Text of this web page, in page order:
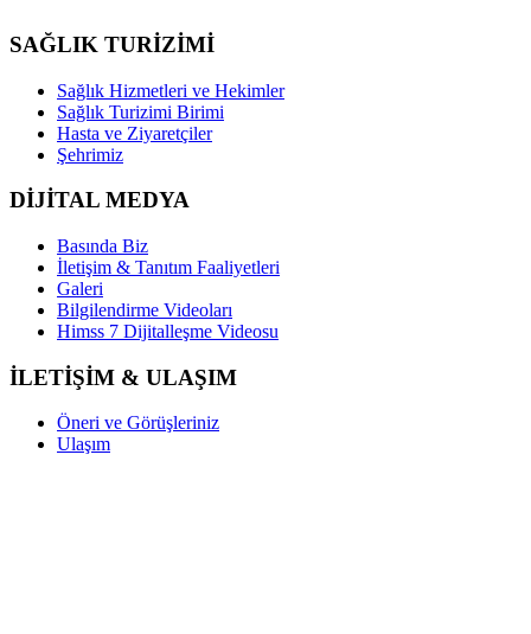
SAĞLIK TURİZİMİ
Sağlık Hizmetleri ve Hekimler
Sağlık Turizimi Birimi
Hasta ve Ziyaretçiler
Şehrimiz
DİJİTAL MEDYA
Basında Biz
İletişim & Tanıtım Faaliyetleri
Galeri
Bilgilendirme Videoları
Himss 7 Dijitalleşme Videosu
İLETİŞİM & ULAŞIM
Öneri ve Görüşleriniz
Ulaşım